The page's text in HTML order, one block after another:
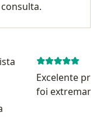
Excelente
foi